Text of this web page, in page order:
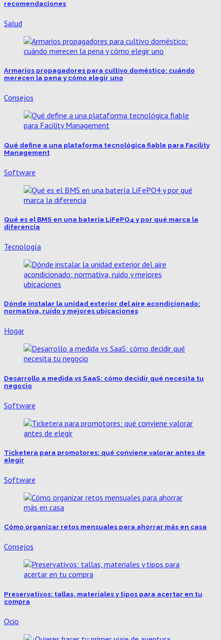
recomendaciones
Salud
Armarios propagadores para cultivo doméstico: cuándo
merecen la pena y cómo elegir uno
Consejos
Qué define a una plataforma tecnológica fiable para Facility
Management
Software
Qué es el BMS en una batería LiFePO4 y por qué marca la
diferencia
Tecnología
Dónde instalar la unidad exterior del aire acondicionado:
normativa, ruido y mejores ubicaciones
Hogar
Desarrollo a medida vs SaaS: cómo decidir qué necesita tu
negocio
Software
Ticketera para promotores: qué conviene valorar antes de
elegir
Software
Cómo organizar retos mensuales para ahorrar más en casa
Consejos
Preservativos: tallas, materiales y tipos para acertar en tu
compra
Ocio